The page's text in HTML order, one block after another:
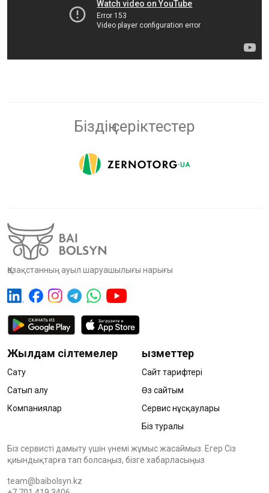
Біздің серіктестер
Қазақстанның ауыл шаруашылығы нарығы
Жылдам сілтемелер
Сату
Сатып алу
Компаниялар
Қызметтер
Сайт тарифтері
Өз сайтым
Сервис нұсқаулары
Біз туралы
Біз сервисті дамыту үшін үнемі жұмыс жасаймыз. Егер Сіз
қиындықтарға тап болсаңыз, бізге хабарласыңыз
team@baibolsyn.kz